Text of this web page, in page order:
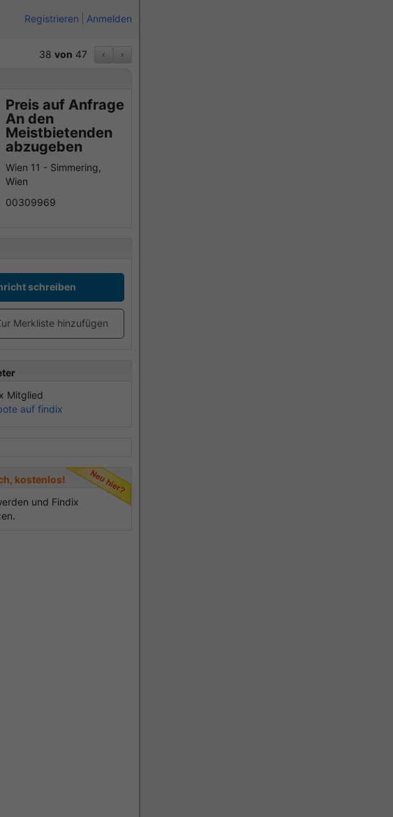
Registrieren Anmelden
38 von 47 ‹ ›
Preis auf Anfrage
An den
Meistbietenden
abzugeben
Wien 11 - Simmering,
Wien
00309969
schreiben
Merkliste hinzufügen
Mitglied
auf findix
kostenlos!
und Findix